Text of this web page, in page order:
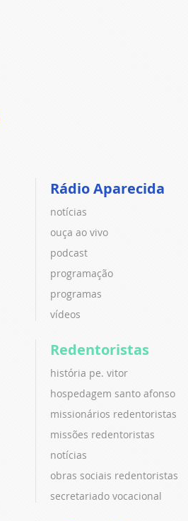
Rádio Aparecida
notícias
ouça ao vivo
podcast
programação
programas
vídeos
Redentoristas
história pe. vitor
hospedagem santo afonso
missionários redentoristas
missões redentoristas
notícias
obras sociais redentoristas
secretariado vocacional